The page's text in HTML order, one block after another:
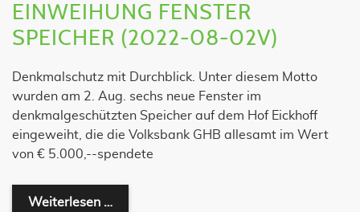
EINWEIHUNG FENSTER
SPEICHER (2022-08-02V)
Denkmalschutz mit Durchblick. Unter diesem Motto
wurden am 2. Aug. sechs neue Fenster im
denkmalgeschützten Speicher auf dem Hof Eickhoff
eingeweiht, die die Volksbank GHB allesamt im Wert
von € 5.000,--spendete
Weiterlesen …